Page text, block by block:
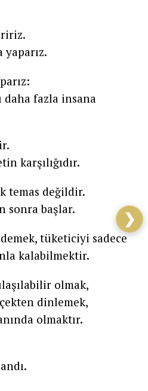
yaparız.
daha fazla insana
karşılığıdır.
temas değildir.
sonra başlar.
tüketiciyi sadece
kalabilmektir.
olmak,
dinlemek,
olmaktır.
❯